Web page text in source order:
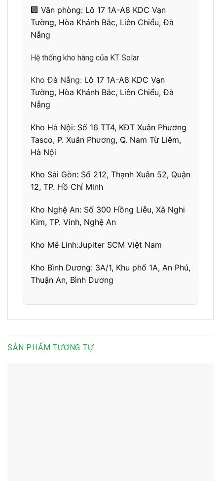
🏢 Văn phòng: Lô 17 1A-A8 KDC Vạn
Tường, Hòa Khánh Bắc, Liên Chiểu, Đà
Nẵng
Hệ thống kho hàng của KT Solar
Kho Đà Nẵng: Lô 17 1A-A8 KDC Vạn
Tường, Hòa Khánh Bắc, Liên Chiểu, Đà
Nẵng
Kho Hà Nội: Số 16 TT4, KĐT Xuân Phương
Tasco, P. Xuân Phương, Q. Nam Từ Liêm,
Hà Nội
Kho Sài Gòn: Số 212, Thạnh Xuân 52, Quận
12, TP. Hồ Chí Minh
Kho Nghệ An: Số 300 Hồng Liễu, Xã Nghi
Kim, TP. Vinh, Nghệ An
Kho Mê Linh:Jupiter SCM Việt Nam
Kho Bình Dương: 3A/1, Khu phố 1A, An Phú,
Thuận An, Bình Dương
SẢN PHẨM TƯƠNG TỰ